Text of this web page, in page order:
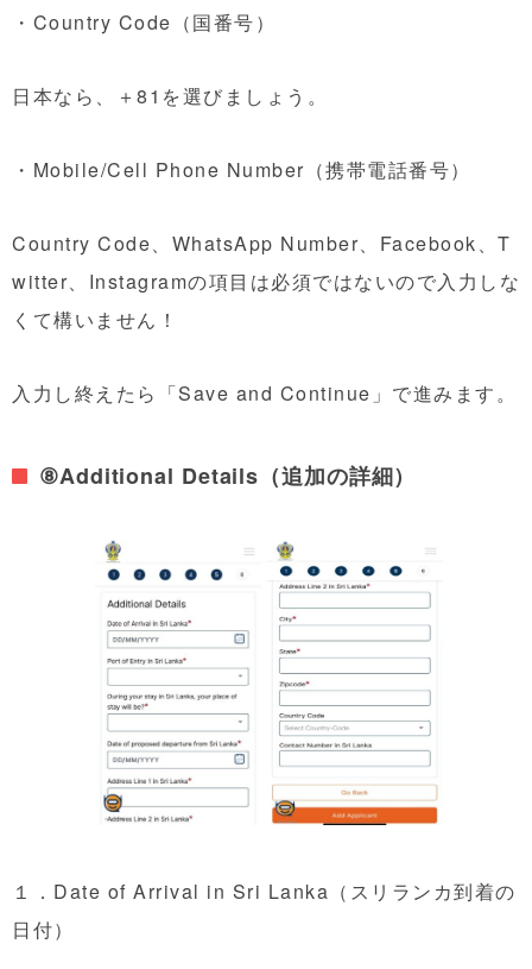
・Country Code（国番号）
日本なら、＋81を選びましょう。
・Mobile/Cell Phone Number（携帯電話番号）
Country Code、WhatsApp Number、Facebook、T
witter、Instagramの項目は必須ではないので入力しな
くて構いません！
入力し終えたら「Save and Continue」で進みます。
⑧Additional Details（追加の詳細）
１．Date of Arrival in Sri Lanka（スリランカ到着の
日付）